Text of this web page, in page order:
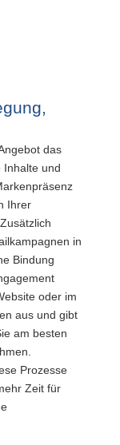
das
Inhalte und
Ihrer
in
Bindung
oder im
aus und gibt
am besten
Prozesse
Zeit für